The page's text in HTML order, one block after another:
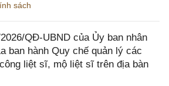
sách
QĐ-UBND của Ủy ban nhân
ban hành Quy chế quản lý các
liệt sĩ, mộ liệt sĩ trên địa bàn